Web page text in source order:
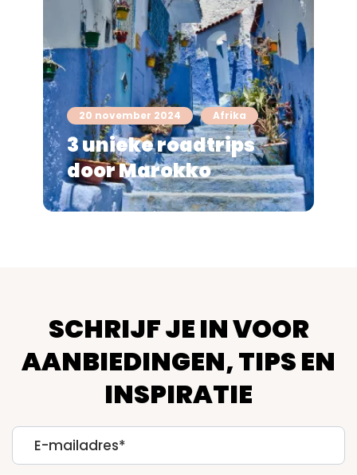
20 november 2024 Afrika
3 unieke roadtrips
door Marokko
SCHRIJF JE IN VOOR
AANBIEDINGEN, TIPS EN
INSPIRATIE
E-
mailadres